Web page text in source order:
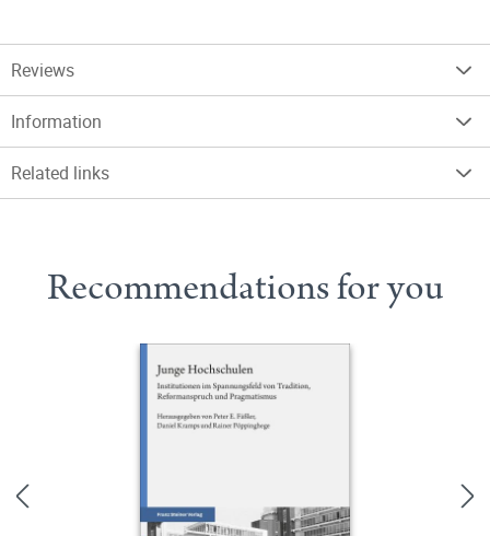
Reviews
Information
Related links
Recommendations for you